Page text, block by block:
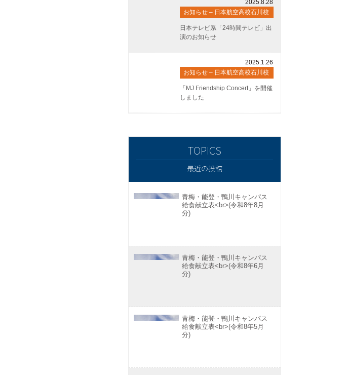
2025.8.28
お知らせ – 日本航空高校石川校
日本テレビ系「24時間テレビ」出
演のお知らせ
2025.1.26
お知らせ – 日本航空高校石川校
「MJ Friendship Concert」を開催
しました
最近の投稿
青梅・能登・鴨川キャンパス
給食献立表<br>(令和8年8月
分)
青梅・能登・鴨川キャンパス
給食献立表<br>(令和8年6月
分)
青梅・能登・鴨川キャンパス
給食献立表<br>(令和8年5月
分)